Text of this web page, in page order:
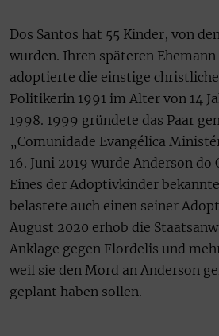
Dos Santos hat 55 Kinder, von
wurden. Ihren späteren
adoptierte die einstige
Politikerin 1991 im Alter von 14
1998. 1999 gründete das Paar
„Comunidade Evangélica
16. Juni 2019 wurde Anderson do
Eines der Adoptivkinder
belastete auch einen seiner
August 2020 erhob die
Anklage gegen Flordelis und
weil sie den Mord an Anderson
geplant haben sollen.